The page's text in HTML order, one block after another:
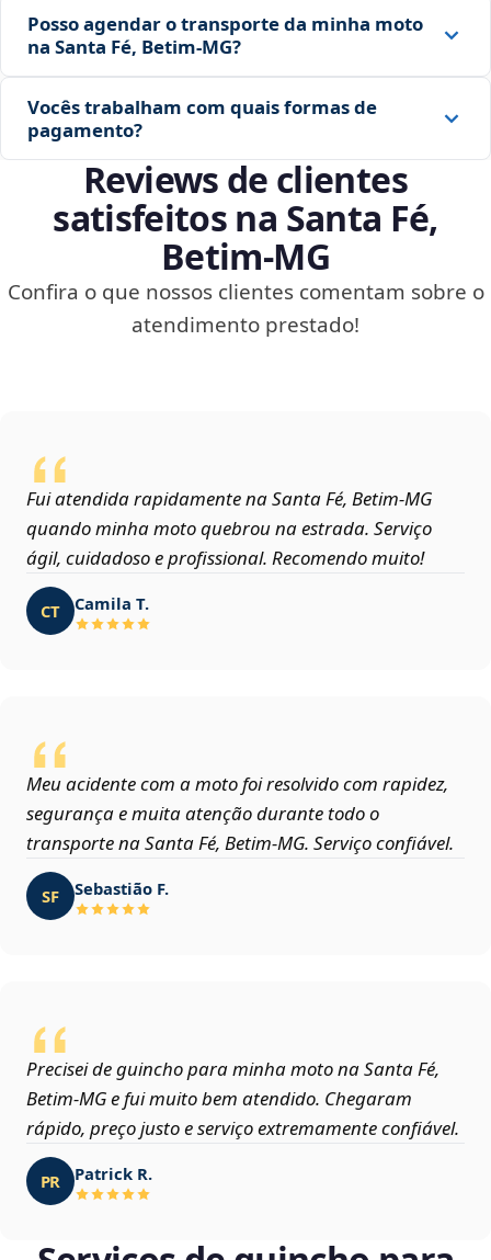
Posso agendar o transporte da minha moto
na Santa Fé, Betim‑MG?
Vocês trabalham com quais formas de
pagamento?
Reviews de clientes
satisfeitos na Santa Fé,
Betim‑MG
Confira o que nossos clientes comentam sobre o
atendimento prestado!
Fui atendida rapidamente na Santa Fé, Betim‑MG
quando minha moto quebrou na estrada. Serviço
ágil, cuidadoso e profissional. Recomendo muito!
CT Camila T.
Meu acidente com a moto foi resolvido com rapidez,
segurança e muita atenção durante todo o
transporte na Santa Fé, Betim‑MG. Serviço confiável.
SF Sebastião F.
Precisei de guincho para minha moto na Santa Fé,
Betim‑MG e fui muito bem atendido. Chegaram
rápido, preço justo e serviço extremamente confiável.
PR Patrick R.